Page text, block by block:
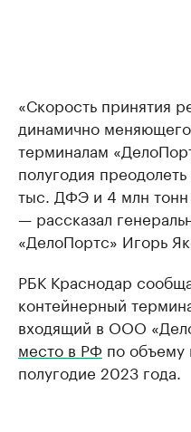
«Скорость принятия
динамично
терминалам
полугодия
тыс. ДФЭ и 4 млн тонн
— рассказал
«ДелоПортс» Игорь
РБК Краснодар
контейнерный
входящий в ООО
место в РФ по объему
полугодие 2023 года.